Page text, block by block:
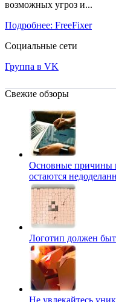
возможных угроз и...
Подробнее: FreeFixer
Социальные сети
Группа в VK
Свежие обзоры
Основные причины
остаются
Логотип должен